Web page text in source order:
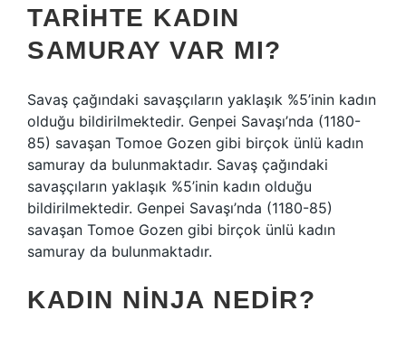
TARIHTE KADIN
SAMURAY VAR MI?
Savaş çağındaki savaşçıların yaklaşık %5’inin kadın
olduğu bildirilmektedir. Genpei Savaşı’nda (1180-
85) savaşan Tomoe Gozen gibi birçok ünlü kadın
samuray da bulunmaktadır. Savaş çağındaki
savaşçıların yaklaşık %5’inin kadın olduğu
bildirilmektedir. Genpei Savaşı’nda (1180-85)
savaşan Tomoe Gozen gibi birçok ünlü kadın
samuray da bulunmaktadır.
KADIN NINJA NEDIR?